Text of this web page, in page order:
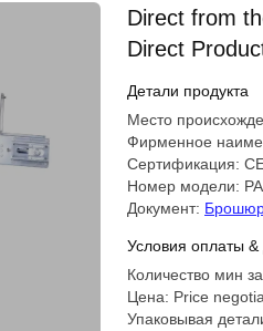
Direct from
Direct
Accessories
Детали продукта
Место
Фирменное
Сертификация:
Номер модели:
Документ:
Условия оплаты &
Количество мин
Цена: Price
Упаковывая